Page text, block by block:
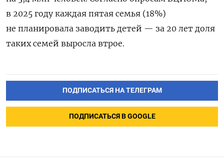
в 2025 году каждая пятая семья (18%)
не планировала заводить детей — за 20 лет доля
таких семей выросла втрое.
ПОДПИСАТЬСЯ НА ТЕЛЕГРАМ
ПОДПИСАТЬСЯ В GOOGLE